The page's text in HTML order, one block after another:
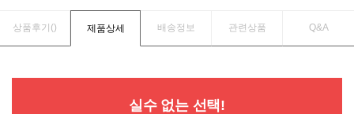
상품후기() 제품상세 배송정보 관련상품 Q&A
실수 없는 선택!